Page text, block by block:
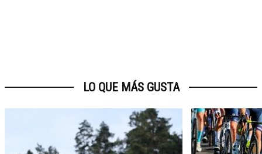
LO QUE MÁS GUSTA